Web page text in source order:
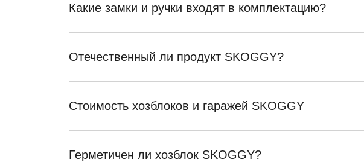
Какие замки и ручки входят в комплектацию?
Отечественный ли продукт SKOGGY?
Стоимость хозблоков и гаражей SKOGGY
Герметичен ли хозблок SKOGGY?